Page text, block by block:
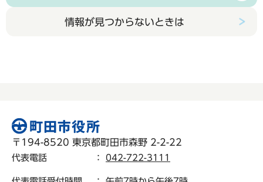
情報が見つからないときは
〒194-8520 東京都町田市森野 2-2-22
代表電話 ： 042-722-3111